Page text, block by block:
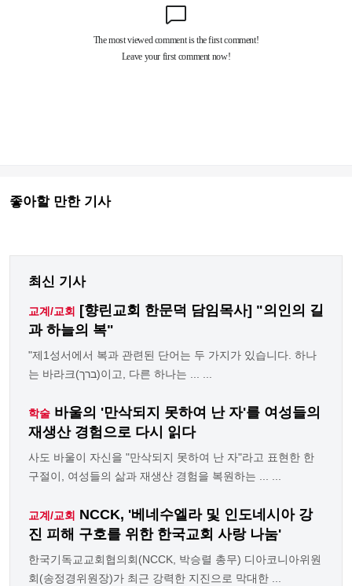
좋아할 만한 기사
최신 기사
교계/교회
[향린교회 한문덕 담임목사] "의인의 길
과 하늘의 복"
"제1성서에서 복과 관련된 단어는 두 가지가 있습니다. 하나
는 바라크(ברך)이고, 다른 하나는 ... ...
학술 바울의 '만삭되지 못하여 난 자'를 여성들의
재생산 경험으로 다시 읽다
사도 바울이 자신을 "만삭되지 못하여 난 자"라고 표현한 한
구절이, 여성들의 삶과 재생산 경험을 복원하는 ... ...
교계/교회 NCCK, '베네수엘라 및 인도네시아 강
진 피해 구호를 위한 한국교회 사랑 나눔'
한국기독교교회협의회(NCCK, 박승렬 총무) 디아코니아위원
회(송정경위원장)가 최근 강력한 지진으로 막대한 ...